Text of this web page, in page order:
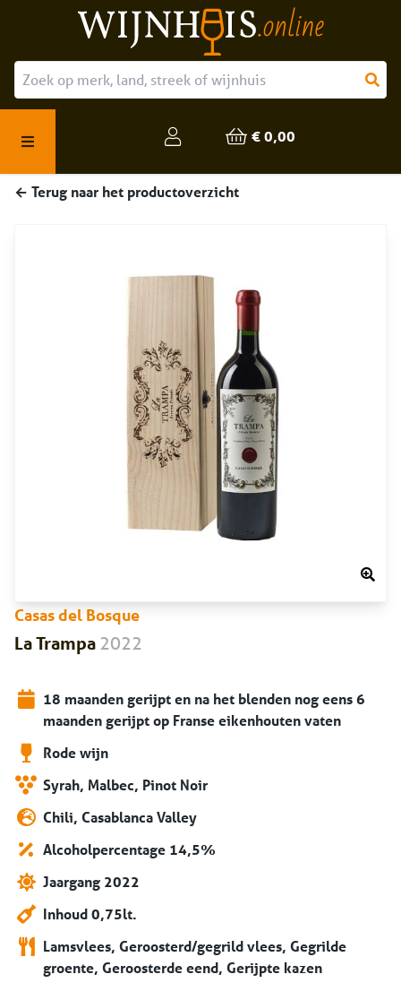
€ 0,00
Onze producten
Veelgestelde vragen
← Terug naar het productoverzicht
Casas del Bosque
La Trampa 2022
18 maanden gerijpt en na het blenden nog eens 6
maanden gerijpt op Franse eikenhouten vaten
Rode wijn
Syrah, Malbec, Pinot Noir
Chili, Casablanca Valley
Alcoholpercentage 14,5%
Jaargang 2022
Inhoud 0,75lt.
Lamsvlees, Geroosterd/gegrild vlees, Gegrilde
groente, Geroosterde eend, Gerijpte kazen